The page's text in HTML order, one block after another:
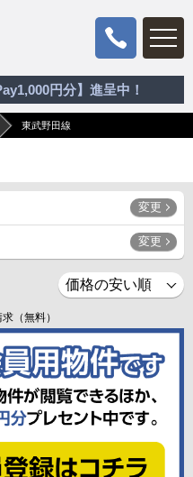
円分】進呈中！
東武野田線
変更
変更
（無料）